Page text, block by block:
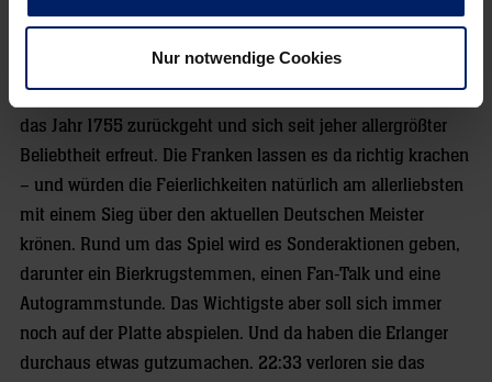
Nur notwendige Cookies
Bei ihnen steht am Wochenende die sogenannte
Bergkirchweih auf dem Programm, ein Volksfest, das auf
das Jahr 1755 zurückgeht und sich seit jeher allergrößter
Beliebtheit erfreut. Die Franken lassen es da richtig krachen
– und würden die Feierlichkeiten natürlich am allerliebsten
mit einem Sieg über den aktuellen Deutschen Meister
krönen. Rund um das Spiel wird es Sonderaktionen geben,
darunter ein Bierkrugstemmen, einen Fan-Talk und eine
Autogrammstunde. Das Wichtigste aber soll sich immer
noch auf der Platte abspielen. Und da haben die Erlanger
durchaus etwas gutzumachen. 22:33 verloren sie das